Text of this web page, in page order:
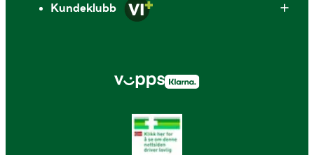
Kundeklubb